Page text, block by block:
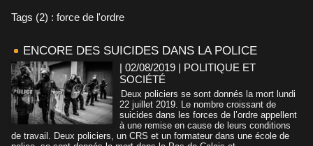
Tags (2) : force de l'ordre
ENCORE DES SUICIDES DANS LA POLICE
| 02/08/2019 | POLITIQUE ET
SOCIÉTÉ
Deux policiers se sont donnés la mort lundi
22 juillet 2019. Le nombre croissant de
suicides dans les forces de l’ordre appellent
à une remise en cause de leurs conditions
de travail. Deux policiers, un CRS et un formateur dans une école de